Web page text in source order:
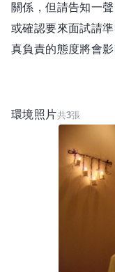
關係，但請告知一
或確認要來面試請
真負責的態度將會
環境照片共3張